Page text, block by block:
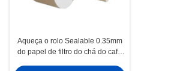
Aqueça o rolo Sealable 0.35mm
do papel de filtro do chá do café